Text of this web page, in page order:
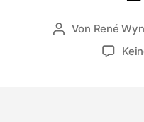
Beitragsautor
Von René